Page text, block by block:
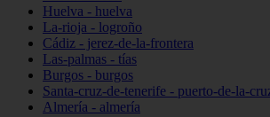
Huelva - huelva
La-rioja - logroño
Cádiz - jerez-de-la-frontera
Las-palmas - tías
Burgos - burgos
Santa-cruz-de-tenerife - puerto-de-la-
Almería - almería